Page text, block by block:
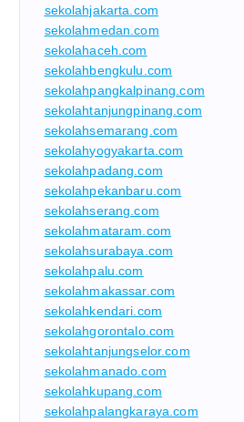
sekolahjakarta.com
sekolahmedan.com
sekolahaceh.com
sekolahbengkulu.com
sekolahpangkalpinang.com
sekolahtanjungpinang.com
sekolahsemarang.com
sekolahyogyakarta.com
sekolahpadang.com
sekolahpekanbaru.com
sekolahserang.com
sekolahmataram.com
sekolahsurabaya.com
sekolahpalu.com
sekolahmakassar.com
sekolahkendari.com
sekolahgorontalo.com
sekolahtanjungselor.com
sekolahmanado.com
sekolahkupang.com
sekolahpalangkaraya.com